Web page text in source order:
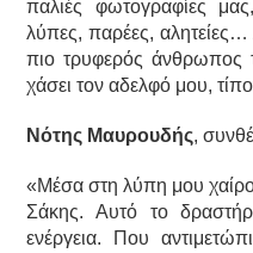
παλιές φωτογραφίες
λύπες, παρέες,
πιο τρυφερός άνθρωπος
χάσει τον αδελφό μου,
Νότης Μαυρουδής,
«Μέσα στη λύπη μου
Σάκης. Αυτό το
ενέργεια. Που